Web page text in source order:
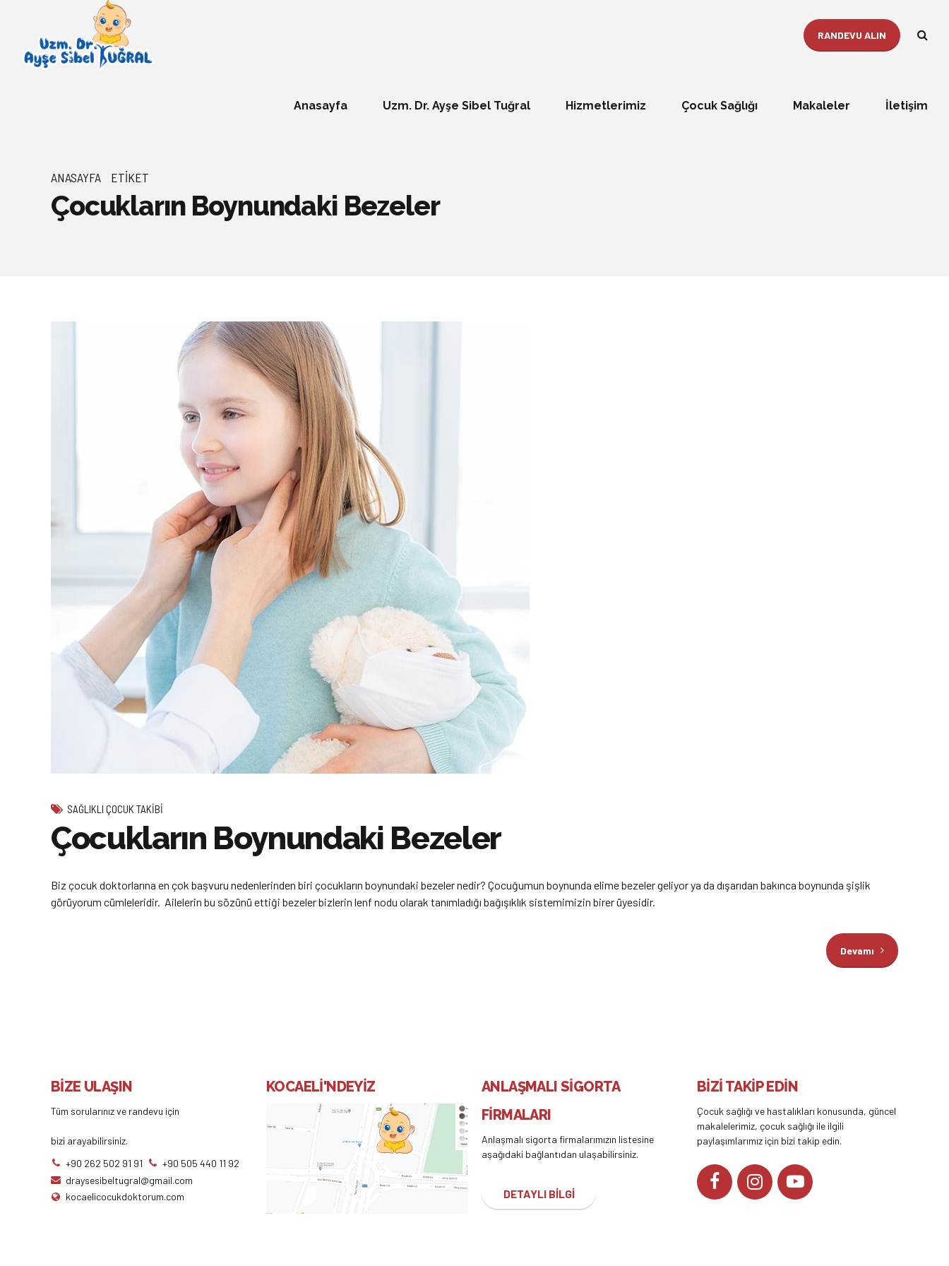
RANDEVU ALIN
Anasayfa Uzm. Dr. Ayşe Sibel Tuğral Hizmetlerimiz Çocuk Sağlığı Makaleler İletişim
ANASAYFA ETIKET
Çocukların Boynundaki Bezeler
SAĞLIKLI ÇOCUK TAKIBI
Çocukların Boynundaki Bezeler
Biz çocuk doktorlarına en çok başvuru nedenlerinden biri çocukların boynundaki bezeler nedir? Çocuğumun boynunda elime bezeler geliyor ya da dışarıdan bakınca boynunda şişlik
görüyorum cümleleridir. Ailelerin bu sözünü ettiği bezeler bizlerin lenf nodu olarak tanımladığı bağışıklık sistemimizin birer üyesidir.
Devamı
BİZE ULAŞIN
Tüm sorularınız ve randevu için
bizi arayabilirsiniz.
+90 262 502 91 91
+90 505 440 11 92
draysesibeltugral@gmail.com
kocaelicocukdoktorum.com
KOCAELİ'NDEYİZ
ANLAŞMALI SİGORTA
FİRMALARI
Anlaşmalı sigorta firmalarımızın listesine
aşağıdaki bağlantıdan ulaşabilirsiniz.
DETAYLI BİLGİ
BİZİ TAKİP EDİN
Çocuk sağlığı ve hastalıkları konusunda, güncel
makalelerimiz, çocuk sağlığı ile ilgili
paylaşımlarımız için bizi takip edin.